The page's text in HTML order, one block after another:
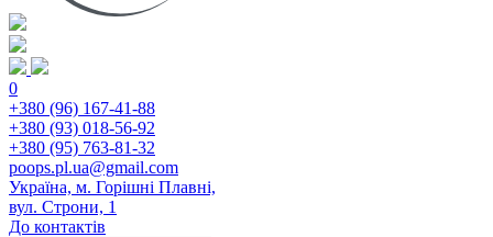
0
+380 (96) 167-41-88
+380 (93) 018-56-92
+380 (95) 763-81-32
poops.pl.ua@gmail.com
Україна, м. Горішні Плавні,
вул. Строни, 1
До контактів